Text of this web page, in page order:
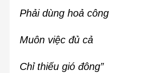
Phải dùng hoả công
Muôn việc đủ cả
Chỉ thiếu gió đông”